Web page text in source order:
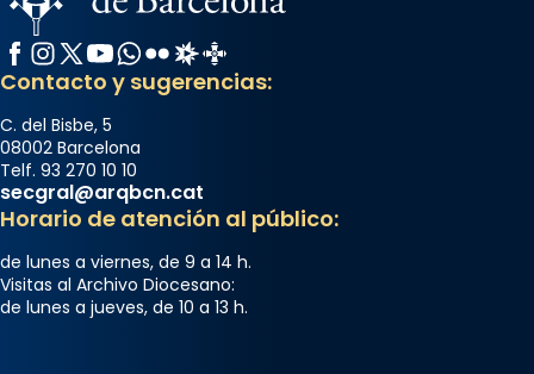
Acompanyant la història de sant Cugat, a
partir de l’Edat Mitjana sorgeix la tradició
que les santes Juliana (“relatiu a Júlia”) i
Semproniana (“relatiu a Semprònia =
eterna”) són deixebles seves. I l’any 1667, el
frare Joan Gaspar Roig, afirma en una obra
que les santes són filles de l’antiga Iluro.
Mataró en reivindicarà les relíq
...Ver más
Foto
Facebook
Instagram
X / Twitter
YouTube
WhatsApp
FlickrRadio Estel
Catalunya Cristiana
Contacto y sugerencias:
C. del Bisbe, 5
08002 Barcelona
Telf. 93 270 10 10
secgral@arqbcn.cat
Horario de atención al público:
de lunes a viernes, de 9 a 14 h.
Visitas al Archivo Diocesano:
de lunes a jueves, de 10 a 13 h.